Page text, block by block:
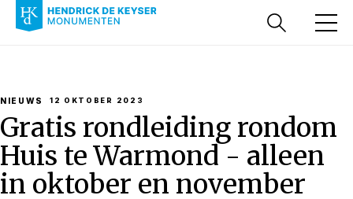
NIEUWS 12 OKTOBER 2023
Gratis rondleiding rondom
Huis te Warmond - alleen
in oktober en november